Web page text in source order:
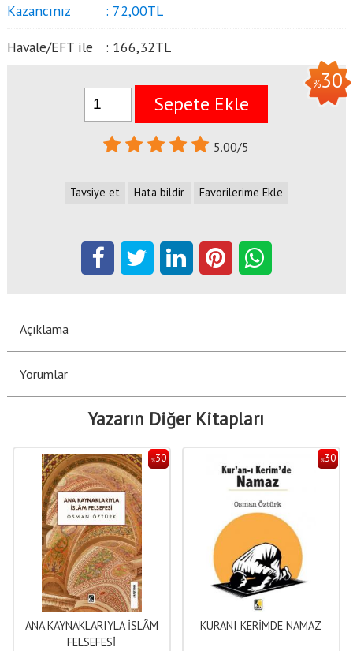
Kazancınız : 72,00TL
Havale/EFT ile : 166,32TL
%30
Sepete Ekle
5.00/5
Tavsiye et Hata bildir Favorilerime Ekle
Açıklama
Yorumlar
Yazarın Diğer Kitapları
%30
ANA KAYNAKLARIYLA İSLÂM
FELSEFESİ
%30
KURANI KERİMDE NAMAZ